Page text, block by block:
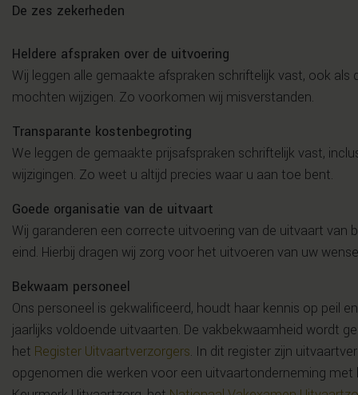
De zes zekerheden
Heldere afspraken over de uitvoering
Wij leggen alle gemaakte afspraken schriftelijk vast, ook als
mochten wijzigen. Zo voorkomen wij misverstanden.
Transparante kostenbegroting
We leggen de gemaakte prijsafspraken schriftelijk vast,
wijzigingen. Zo weet u altijd precies waar u aan toe bent.
Goede organisatie van de uitvaart
Wij garanderen een correcte uitvoering van de uitvaart van
eind. Hierbij dragen wij zorg voor het uitvoeren van uw
Bekwaam personeel
Ons personeel is gekwalificeerd, houdt haar kennis op peil
jaarlijks voldoende uitvaarten. De vakbekwaamheid wordt
het Register Uitvaartverzorgers. In dit register zijn
opgenomen die werken voor een uitvaartonderneming met